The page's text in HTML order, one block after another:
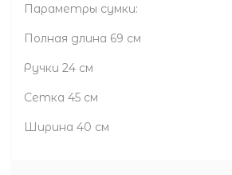
Параметры сумки:
Полная длина 69 см
Ручки 24 см
Сетка 45 см
Ширина 40 см